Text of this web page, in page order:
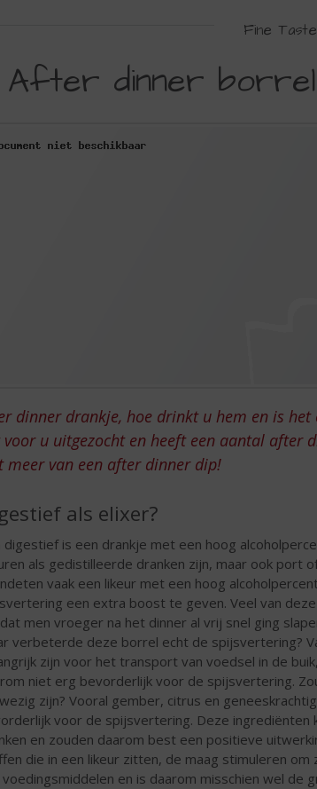
Fine Taste
After dinner
dinner drankje, hoe drinkt u hem en is
voor u uitgezocht en heeft een aantal after
meer van een after dinner dip!
als elixer?
digestief is een drankje met een hoog
als gedistilleerde dranken zijn, maar ook port
vaak een likeur met een hoog
een extra boost te geven. Veel van
men vroeger na het dinner al vrij snel ging
verbeterde deze borrel echt de spijsvertering?
zijn voor het transport van voedsel in de
niet erg bevorderlijk voor de spijsvertering.
zijn? Vooral gember, citrus en
voor de spijsvertering. Deze ingrediënten
en zouden daarom best een positieve
die in een likeur zitten, de maag stimuleren
voedingsmiddelen en is daarom misschien wel